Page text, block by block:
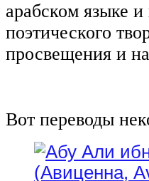
арабском языке
поэтического
просвещения и
Вот переводы